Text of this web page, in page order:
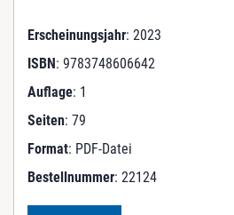
g
e
Erscheinungsjahr: 2023
ISBN: 9783748606642
Auflage: 1
Seiten: 79
Format: PDF-Datei
Bestellnummer: 22124